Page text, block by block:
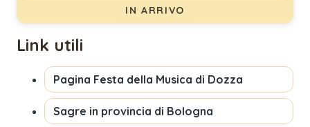
IN ARRIVO
Link utili
Pagina Festa della Musica di Dozza
Sagre in provincia di Bologna